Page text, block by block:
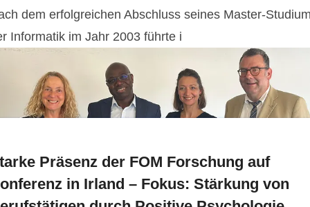
dem erfolgreichen Abschluss seines Master-
Informatik im Jahr 2003 führte i
Präsenz der FOM Forschung auf
in Irland – Fokus: Stärkung von